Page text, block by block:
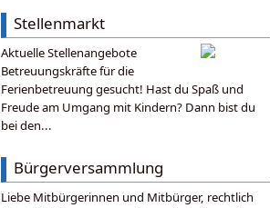
Stellenmarkt
Aktuelle Stellenangebote
Betreuungskräfte für die
Ferienbetreuung gesucht! Hast du Spaß und
Freude am Umgang mit Kindern? Dann bist du
bei den...
Bürgerversammlung
Liebe Mitbürgerinnen und Mitbürger, rechtlich